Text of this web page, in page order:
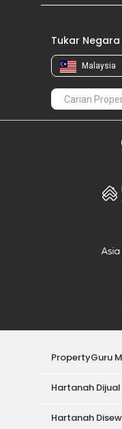
Tukar Negara
Malaysia
PropertyGuru
Hartanah Dijual
Hartanah